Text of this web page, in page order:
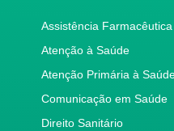
Assistência Farmacêutica
Atenção à Saúde
Atenção Primária à
Comunicação em Saúde
Direito Sanitário